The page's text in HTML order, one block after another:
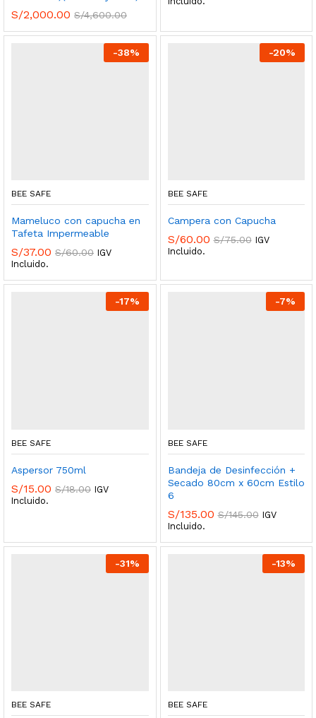
S/2,000.00 S/4,600.00
-38%
BEE SAFE
Mameluco con capucha en
Tafeta Impermeable
S/37.00 S/60.00 IGV
Incluido.
-20%
BEE SAFE
Campera con Capucha
S/60.00 S/75.00 IGV
Incluido.
-17%
BEE SAFE
Aspersor 750ml
S/15.00 S/18.00 IGV
Incluido.
-7%
BEE SAFE
Bandeja de Desinfección +
Secado 80cm x 60cm Estilo
6
S/135.00 S/145.00 IGV
Incluido.
-31%
BEE SAFE
-13%
BEE SAFE